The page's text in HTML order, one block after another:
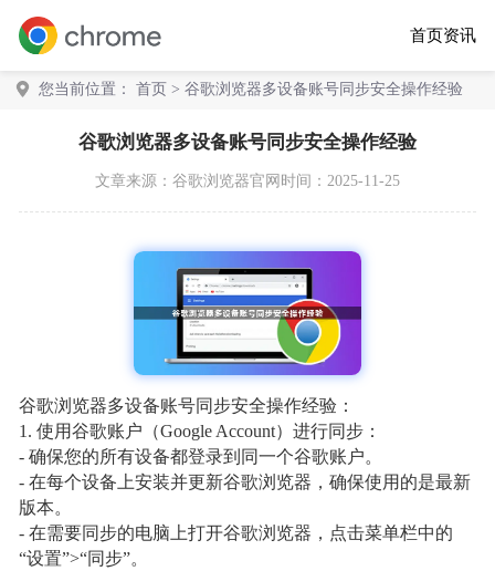
首页资讯
您当前位置： 首页 > 谷歌浏览器多设备账号同步安全操作经验
谷歌浏览器多设备账号同步安全操作经验
文章来源： 谷歌浏览器官网 时间：2025-11-25
谷歌浏览器多设备账号同步安全操作经验：
1. 使用谷歌账户（Google Account）进行同步：
- 确保您的所有设备都登录到同一个谷歌账户。
- 在每个设备上安装并更新谷歌浏览器，确保使用的是最新
版本。
- 在需要同步的电脑上打开谷歌浏览器，点击菜单栏中的
“设置”>“同步”。